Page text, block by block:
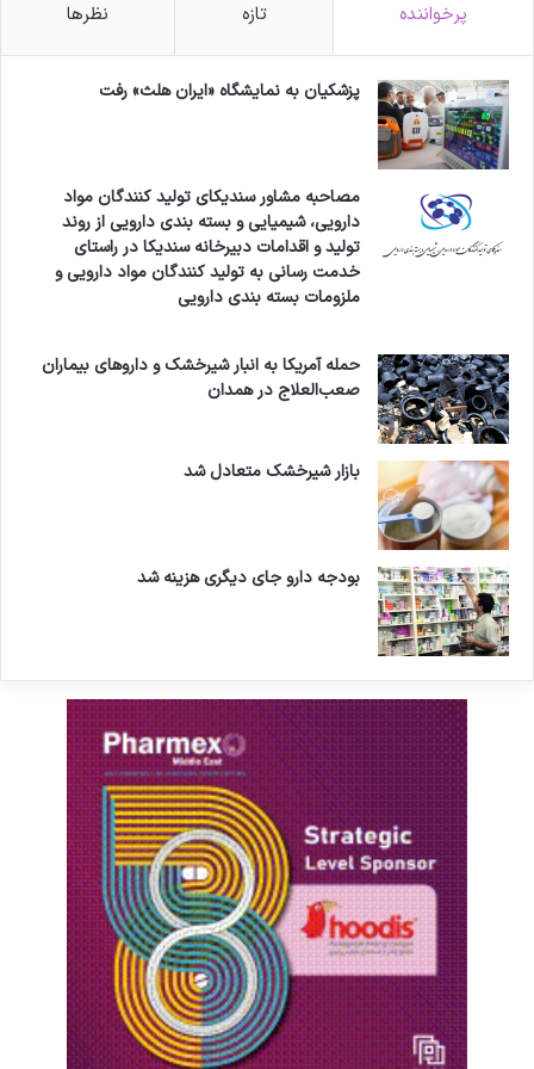
و می‌خواهیم به موازات اینکه در تلاش هستیم تا در
بودجه سال آتی اعتبار مورد نیاز برای واردات این
واکسن‌ها را تامین کنیم، در عین حال بتوانیم به
تولید واکسن داخلی پنوموکوک و روتاویروس برسیم
تا از سال آینده این دو واکسن به برنامه
واکسیناسیون کودکان زیر یک سال اضافه شود تا
قدمی رو به جلو برای ارتقای سلامت کودکان برداریم.
بودیم و این امر می‌تواند دلیل مهمی برای عقب
ماندگی از برنامه تولید واکسن پنوموکوک و
روتاویروس باشد. بر اساس اطلاع فعلی بنده اما
انستیتو پاستور طی امسال تلاش زیادی انجام داده
است تا پروژه تولید این دو واکسن به سرانجام برسد.
ان‌شاءالله بتوانیم این دو واکسن را از سال آینده به
برنامه واکسیناسیون کودکان اضافه کنیم. اما باید
بدانیم که فرایند تولید واکسن پیچیده است و
نیازمند تکنولوژی خاص خود است.
او در توضیح واکسن روتاویروس، بیان کرد:
روتاویروس اصلی‌ترین عامل اسهال‌های ویروسی
کودکان است.
تزریق همزمان واکسن پنوموکوک و آنفلوآنزا منعی
وی در پاسخ به این سوال که آیا امکان تزریق
پرخواننده تازه نظرها
پزشکیان به نمایشگاه «ایران هلث» رفت
مصاحبه مشاور سندیکای تولید کنندگان مواد
دارویی، شیمیایی و بسته بندی دارویی از روند
تولید و اقدامات دبیرخانه سندیکا در راستای
خدمت رسانی به تولید کنندگان مواد دارویی و
ملزومات بسته بندی دارویی
حمله آمریکا به انبار شیرخشک و داروهای بیماران
صعب‌العلاج در همدان
بازار شیرخشک متعادل شد
بودجه دارو جای دیگری هزینه شد